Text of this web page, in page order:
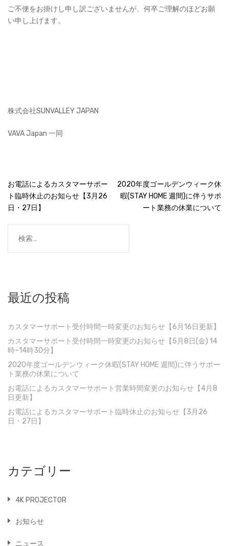
ご不便をお掛けし申し訳ございませんが、何卒ご理解のほどお願
い申し上げます。
株式会社SUNVALLEY JAPAN
VAVA Japan 一同
投
稿
ナ
ビ
ゲ
シ
ョ
ン
お電話によるカスタマーサポー
ト臨時休止のお知らせ【3月26
日・27日】
2020年度ゴールデンウィーク休
暇(STAY HOME 週間)に伴うサポ
ート業務の休業について
最近の投稿
カスタマーサポート受付時間一時変更のお知らせ【6月16日更新】
カスタマーサポート受付時間一時変更のお知らせ【5月8日(金) 14
時~14時30分】
2020年度ゴールデンウィーク休暇(STAY HOME 週間)に伴うサポー
ト業務の休業について
お電話によるカスタマーサポート営業時間変更のお知らせ【4月8
日更新】
お電話によるカスタマーサポート臨時休止のお知らせ【3月26
日・27日】
カテゴリー
4K PROJECTOR
お知らせ
ニュース